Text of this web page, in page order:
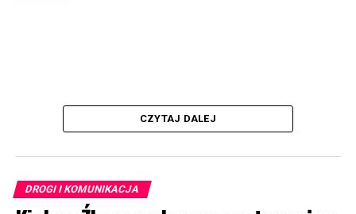
CZYTAJ DALEJ
DROGI I KOMUNIKACJA